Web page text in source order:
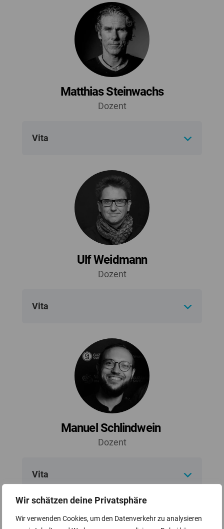
Wir schätzen deine Privatsphäre
Wir verwenden Cookies, um den Datenverkehr zu analysieren
Matthias Steinwachs
Dozent
Vita
Ulf Weidmann
Dozent
Vita
Manuel Schlindwein
Dozent
Vita